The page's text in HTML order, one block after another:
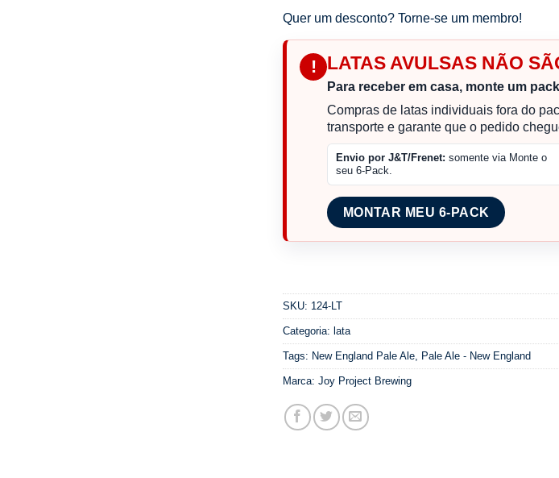
Quer um desconto? Torne-se um membro!
! LATAS AVULSAS NÃO
Para receber em casa, monte um
Compras de latas individuais fora do
transporte e garante que o pedido
Envio por J&T/Frenet: somente via Monte o
seu 6-Pack.
MONTAR MEU 6-PACK
SKU: 124-LT
Categoria: lata
Tags: New England Pale Ale, Pale Ale - New England
Marca: Joy Project Brewing